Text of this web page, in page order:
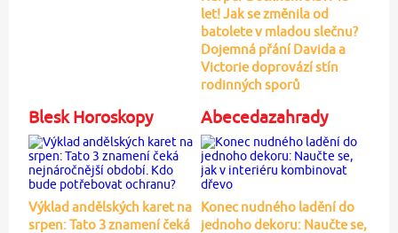
let! Jak se změnila od
batolete v mladou slečnu?
Dojemná přání Davida a
Victorie doprovází stín
rodinných sporů
Blesk Horoskopy
Výklad andělských karet na
srpen: Tato 3 znamení čeká
Abecedazahrady
Konec nudného ladění do
jednoho dekoru: Naučte se,